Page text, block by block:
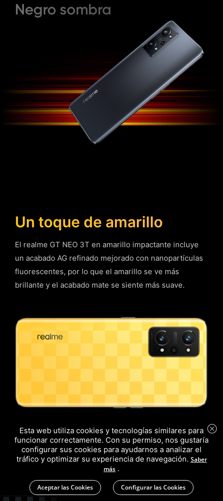
Negro sombra
Un toque de amarillo
El realme GT NEO 3T en amarillo impactante incluye
un acabado AG refinado mejorado con nanopartículas
fluorescentes, por lo que el amarillo se ve más
brillante y el acabado mate se siente más suave.
Esta web utiliza cookies y tecnologías similares para
funcionar correctamente. Con su permiso, nos gustaría
configurar sus cookies para ayudarnos a analizar el
tráfico y optimizar su experiencia de navegación. Saber
más .
Aceptar las Cookies Configurar las Cookies